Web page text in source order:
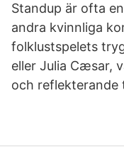
Standup är ofta
andra kvinnliga
folklustspelets
eller Julia Cæsar,
och reflekterande